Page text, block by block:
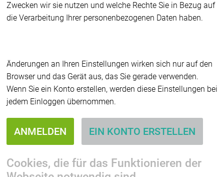
Zwecken wir sie nutzen und welche Rechte Sie in Bezug auf
die Verarbeitung Ihrer personenbezogenen Daten haben.
Änderungen an Ihren Einstellungen wirken sich nur auf den
Browser und das Gerät aus, das Sie gerade verwenden.
Wenn Sie ein Konto erstellen, werden diese Einstellungen bei
jedem Einloggen übernommen.
ANMELDEN EIN KONTO ERSTELLEN
Cookies, die für das Funktionieren der